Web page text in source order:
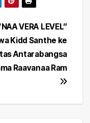
VERA LEVEL”
Kidd Santhe ke
Antarabangsa
Raavanaa Ram